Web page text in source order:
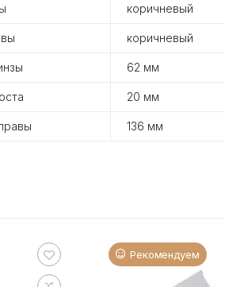
коричневый
коричневый
62 мм
20 мм
136 мм
Рекомендуем